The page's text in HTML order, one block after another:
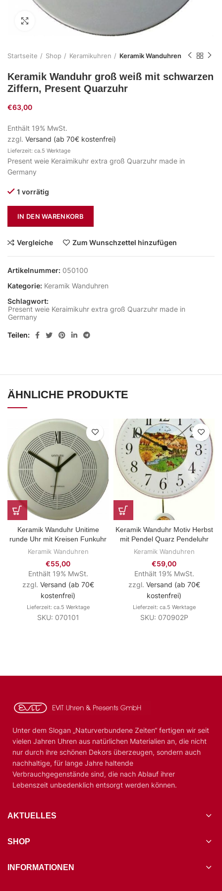
Zum Vergrößern klicken
Startseite Shop Keramikuhren Keramik Wanduhren
Keramik Wanduhr groß weiß mit schwarzen
Ziffern, Present Quarzuhr
€63,00
Enthält 19% MwSt.
zzgl. Versand (ab 70€ kostenfrei)
Lieferzeit: ca.5 Werktage
Present weie Keraimikuhr extra groß Quarzuhr made in
Germany
1 vorrätig
IN DEN WARENKORB
Vergleiche Zum Wunschzettel hinzufügen
Artikelnummer: 050100
Kategorie: Keramik Wanduhren
Schlagwort:
Present weie Keraimikuhr extra groß Quarzuhr made in
Germany
Teilen
ÄHNLICHE PRODUKTE
Keramik Wanduhr Unitime
runde Uhr mit Kreisen Funkuhr
Keramik Wanduhren
€55,00
Enthält 19% MwSt.
zzgl. Versand (ab 70€
kostenfrei)
Lieferzeit: ca.5 Werktage
SKU: 070101
Keramik Wanduhr Motiv Herbst
mit Pendel Quarz Pendeluhr
Keramik Wanduhren
€59,00
Enthält 19% MwSt.
zzgl. Versand (ab 70€
kostenfrei)
Lieferzeit: ca.5 Werktage
SKU: 070902P
Unter dem Slogan „Naturverbundene Zeiten“ fertigen wir seit
vielen Jahren Uhren aus natürlichen Materialien an, die nicht
nur durch ihre schönen Dekors überzeugen, sondern auch
nachhaltige, für lange Jahre haltende
Verbrauchgegenstände sind, die nach Ablauf ihrer
Lebenszeit unbedenklich entsorgt werden können.
AKTUELLES
SHOP
INFORMATIONEN